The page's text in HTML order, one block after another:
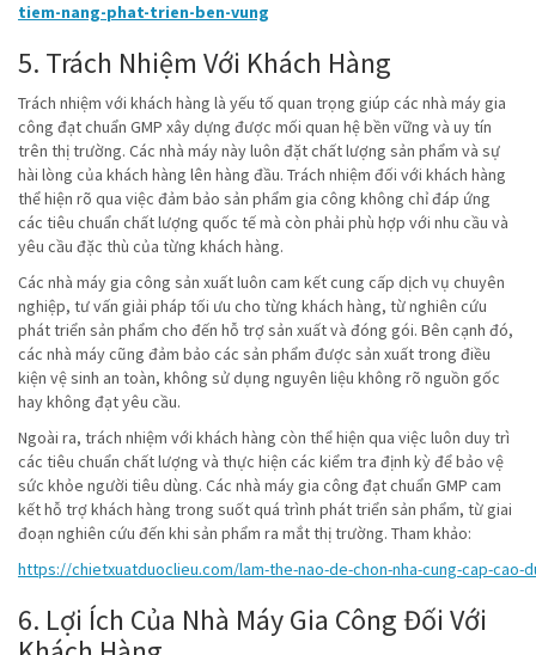
tiem-nang-phat-trien-ben-vung
5. Trách Nhiệm Với Khách Hàng
Trách nhiệm với khách hàng là yếu tố quan trọng giúp các nhà máy gia
công đạt chuẩn GMP xây dựng được mối quan hệ bền vững và uy tín
trên thị trường. Các nhà máy này luôn đặt chất lượng sản phẩm và sự
hài lòng của khách hàng lên hàng đầu. Trách nhiệm đối với khách hàng
thể hiện rõ qua việc đảm bảo sản phẩm gia công không chỉ đáp ứng
các tiêu chuẩn chất lượng quốc tế mà còn phải phù hợp với nhu cầu và
yêu cầu đặc thù của từng khách hàng.
Các nhà máy gia công sản xuất luôn cam kết cung cấp dịch vụ chuyên
nghiệp, tư vấn giải pháp tối ưu cho từng khách hàng, từ nghiên cứu
phát triển sản phẩm cho đến hỗ trợ sản xuất và đóng gói. Bên cạnh đó,
các nhà máy cũng đảm bảo các sản phẩm được sản xuất trong điều
kiện vệ sinh an toàn, không sử dụng nguyên liệu không rõ nguồn gốc
hay không đạt yêu cầu.
Ngoài ra, trách nhiệm với khách hàng còn thể hiện qua việc luôn duy trì
các tiêu chuẩn chất lượng và thực hiện các kiểm tra định kỳ để bảo vệ
sức khỏe người tiêu dùng. Các nhà máy gia công đạt chuẩn GMP cam
kết hỗ trợ khách hàng trong suốt quá trình phát triển sản phẩm, từ giai
đoạn nghiên cứu đến khi sản phẩm ra mắt thị trường. Tham khảo:
https://chietxuatduoclieu.com/lam-the-nao-de-chon-nha-cung-cap-cao-
6. Lợi Ích Của Nhà Máy Gia Công Đối Với